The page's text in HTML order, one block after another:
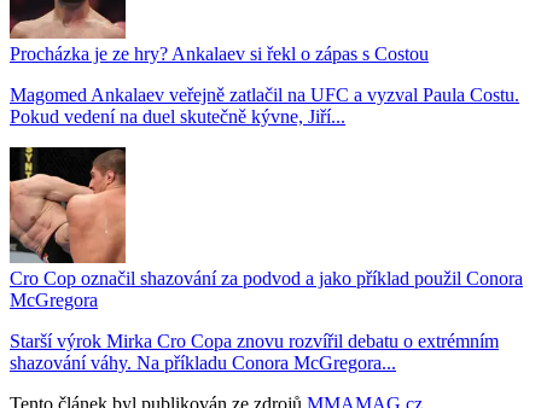
Procházka je ze hry? Ankalaev si řekl o zápas s Costou
Magomed Ankalaev veřejně zatlačil na UFC a vyzval Paula Costu.
Pokud vedení na duel skutečně kývne, Jiří...
Cro Cop označil shazování za podvod a jako příklad použil Conora
McGregora
Starší výrok Mirka Cro Copa znovu rozvířil debatu o extrémním
shazování váhy. Na příkladu Conora McGregora...
Tento článek byl publikován ze zdrojů MMAMAG.cz